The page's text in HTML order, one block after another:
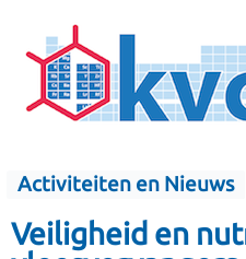
Activiteiten en Nieuws
Veiligheid en